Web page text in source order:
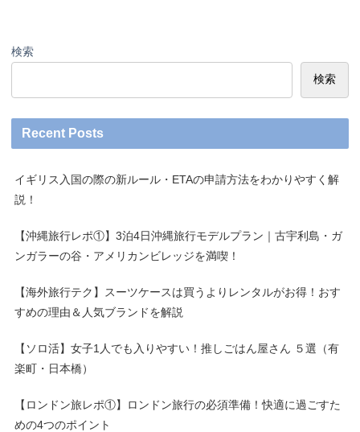
検索
検索
Recent Posts
イギリス入国の際の新ルール・ETAの申請方法をわかりやすく解
説！
【沖縄旅行レポ①】3泊4日沖縄旅行モデルプラン｜古宇利島・ガ
ンガラーの谷・アメリカンビレッジを満喫！
【海外旅行テク】スーツケースは買うよりレンタルがお得！おす
すめの理由＆人気ブランドを解説
【ソロ活】女子1人でも入りやすい！推しごはん屋さん ５選（有
楽町・日本橋）
【ロンドン旅レポ①】ロンドン旅行の必須準備！快適に過ごすた
めの4つのポイント